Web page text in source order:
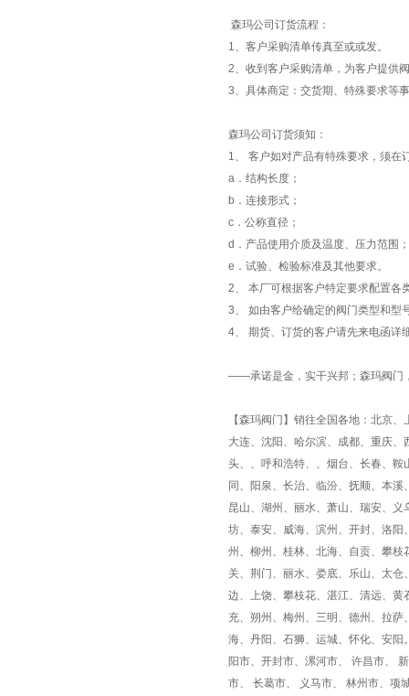
森玛公司订货流程：
1、客户采购清单传真至或或发。
2、收到客户采购清单，为客户提供
3、具体商定：交货期、特殊要求等
森玛公司订货须知：
1、 客户如对产品有特殊要求，须在
a．结构长度；
b．连接形式；
c．公称直径；
d．产品使用介质及温度、压力范围；
e．试验、检验标准及其他要求。
2、 本厂可根据客户特定要求配置各
3、 如由客户给确定的阀门类型和型
4、 期货、订货的客户请先来电函详
——承诺是金，实干兴邦；森玛阀
【森玛阀门】销往全国各地：北京
大连、沈阳、哈尔滨、成都、重庆
头、、呼和浩特、、烟台、长春、
同、阳泉、长治、临汾、抚顺、本
昆山、湖州、丽水、萧山、瑞安、
坊、泰安、威海、滨州、开封、洛
州、柳州、桂林、北海、自贡、攀
关、荆门、丽水、娄底、乐山、太
边、上饶、攀枝花、湛江、清远、
充、朔州、梅州、三明、德州、拉
海、丹阳、石狮、运城、怀化、安阳
阳市、开封市、漯河市、 许昌市、
市、 长葛市、 义马市、 林州市、项